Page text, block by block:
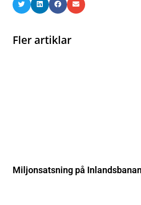
Fler artiklar
Miljonsatsning på Inlandsbanan